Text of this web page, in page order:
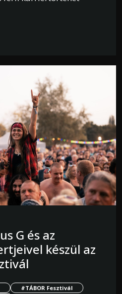
G és az
készül az
#TÁBOR Fesztivál